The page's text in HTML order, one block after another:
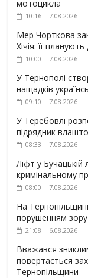
мотоцикла
10:16 | 7.08.2026
Мер Чорткова
Хічія: її
10:00 | 7.08.2026
У Тернополі
нащадків
09:10 | 7.08.2026
У Теребовлі
підрядник
08:33 | 7.08.2026
Ліфт у Бучацькій
кримінальному
08:00 | 7.08.2026
На
порушенням зору
21:08 | 6.08.2026
Вважався
повертається
Тернопільщини